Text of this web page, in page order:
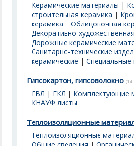
Керамические материалы |
строительная керамика |
керамика |Облицовочная
Декоративно-
Дорожные керамические
Санитарно-технические
керамические |Специальные
Гипсокартон, гипсоволокно (14
ГВЛ | ГКЛ | Комплектующие
КНАУФ листы
Теплоизоляционные
Теплоизоляционные